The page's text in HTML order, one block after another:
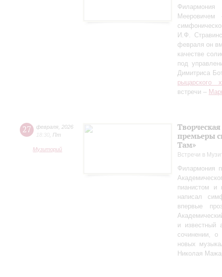
Мееровичем
И.Ф.
февраля он
качестве
под
Димитриса
рыцарского
встречи –
27 февраля 2026
18:30 Пт
Музиторий
премьеры
Там»
Встречи в
Филармония
пианистом и
написал
впервые
и известный
сочинении,
новых
Николая